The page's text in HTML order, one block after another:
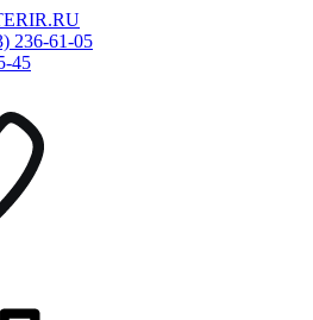
236-61-05
45